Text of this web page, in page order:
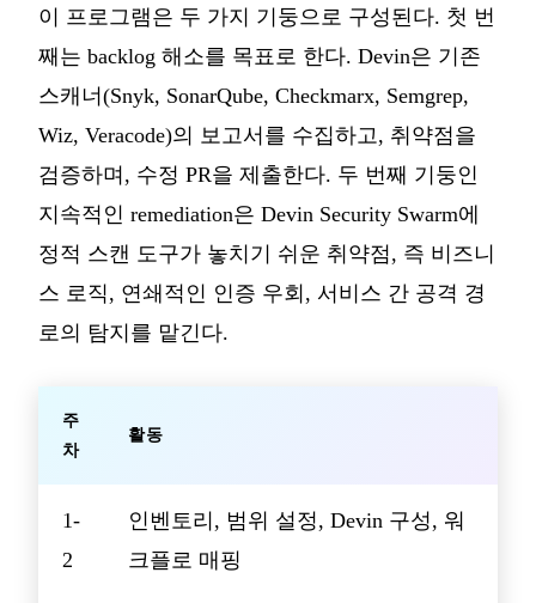
이 프로그램은 두 가지 기둥으로 구성된다. 첫 번
째는 backlog 해소를 목표로 한다. Devin은 기존
스캐너(Snyk, SonarQube, Checkmarx, Semgrep,
Wiz, Veracode)의 보고서를 수집하고, 취약점을
검증하며, 수정 PR을 제출한다. 두 번째 기둥인
지속적인 remediation은 Devin Security Swarm에
정적 스캔 도구가 놓치기 쉬운 취약점, 즉 비즈니
스 로직, 연쇄적인 인증 우회, 서비스 간 공격 경
로의 탐지를 맡긴다.
주
차
활동
1-
2
인벤토리, 범위 설정, Devin 구성, 워
크플로 매핑